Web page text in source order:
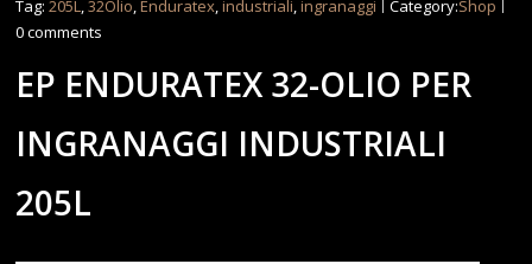
Tag:205L,32Olio,Enduratex,industriali,ingranaggi Category:Shop
0 comments
EP ENDURATEX 32-OLIO PER
INGRANAGGI INDUSTRIALI
205L